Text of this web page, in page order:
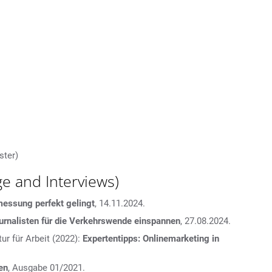
and Interviews)
perfekt gelingt, 14.11.2024.
für die Verkehrswende einspannen, 27.08.2024.
für Arbeit (2022): Expertentipps: Onlinemarketing in
, Ausgabe 01/2021.